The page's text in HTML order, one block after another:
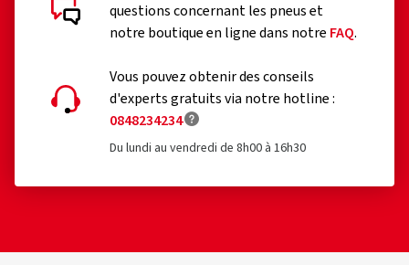
questions concernant les pneus et
notre boutique en ligne dans notre FAQ.
Vous pouvez obtenir des conseils
d'experts gratuits via notre hotline :
0848234234
Du lundi au vendredi de 8h00 à 16h30